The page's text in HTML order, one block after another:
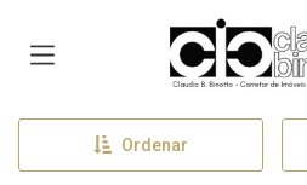
Página inicial
Ordenar